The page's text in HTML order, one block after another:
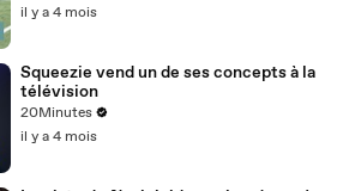
il y a 4 mois
Squeezie vend un de ses concepts à la
télévision
20Minutes
il y a 4 mois